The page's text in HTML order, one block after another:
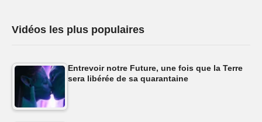
Vidéos les plus populaires
Entrevoir notre Future, une fois que la Terre
sera libérée de sa quarantaine